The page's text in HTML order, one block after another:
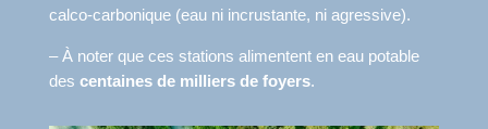
calco-carbonique (eau ni incrustante, ni agressive).
– À noter que ces stations alimentent en eau potable
des centaines de milliers de foyers.